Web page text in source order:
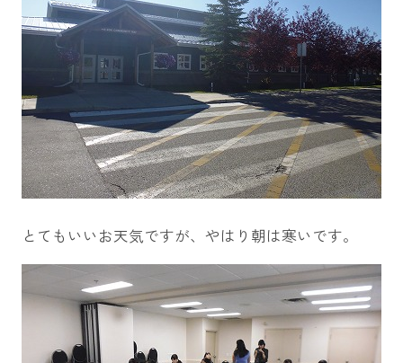
とてもいいお天気ですが、やはり朝は寒いです。